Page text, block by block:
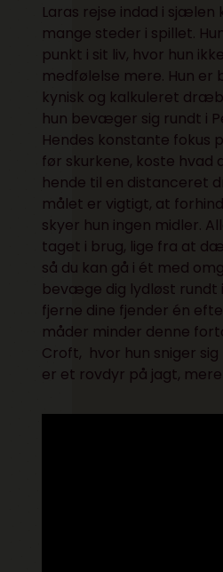
Laras rejse indad i sjælen
mange steder i spillet.
punkt i sit liv, hvor hun
medfølelse mere. Hun er
kynisk og kalkuleret
hun bevæger sig rundt i
Hendes konstante fokus
før skurkene, koste hvad
hende til en distanceret
målet er vigtigt, at
skyer hun ingen midler.
taget i brug, lige fra at
så du kan gå i ét med
bevæge dig lydløst rundt
fjerne dine fjender én
måder minder denne
Croft, hvor hun sniger sig
er et rovdyr på jagt,